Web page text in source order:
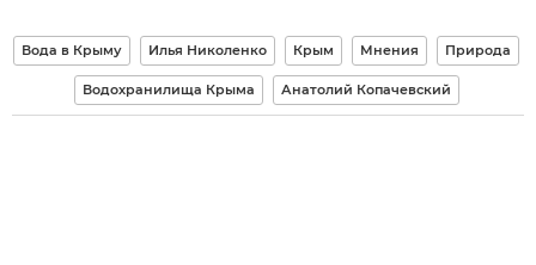
Вода в Крыму Илья Николенко Крым Мнения Природа
Водохранилища Крыма Анатолий Копачевский